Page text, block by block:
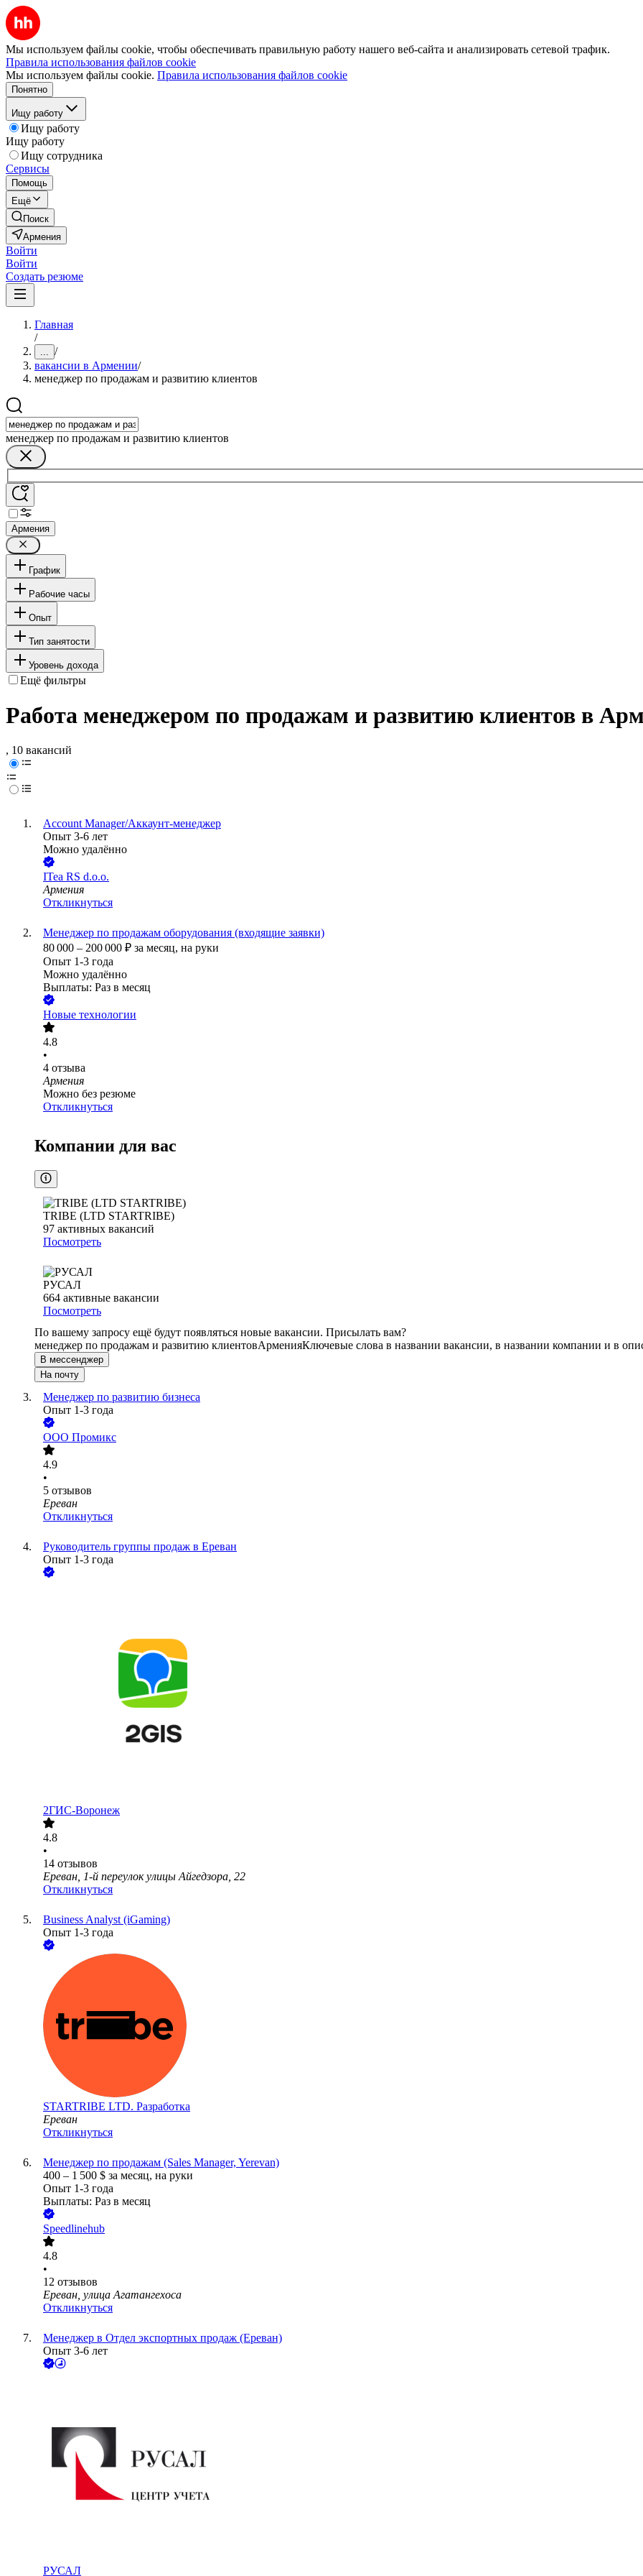
Мы используем файлы cookie, чтобы обеспечивать правильную работу нашего веб-сайта и анализировать сетевой трафик.
Правила использования файлов cookie
Мы используем файлы cookie. Правила использования файлов cookie
Понятно
Ищу работу
Ищу работу
Ищу работу
Ищу сотрудника
Сервисы
Помощь
Ещё
Поиск
Армения
Войти
Войти
Создать резюме
Главная
/
... /
вакансии в Армении/
менеджер по продажам и развитию клиентов
менеджер по продажам и развитию клиентов
Армения
График
Рабочие часы
Опыт
Тип занятости
Уровень дохода
Ещё фильтры
Работа менеджером по продажам и развитию клиентов в
, 10 вакансий
Account Manager/Аккаунт-менеджер
Опыт 3-6 лет
Можно удалённо
ITea RS d.o.o.
Армения
Откликнуться
Менеджер по продажам оборудования (входящие заявки)
80 000 – 200 000 ₽ за месяц, на руки
Опыт 1-3 года
Можно удалённо
Выплаты: Раз в месяц
Новые технологии
4.8
•
4 отзыва
Армения
Можно без резюме
Откликнуться
Компании для вас
TRIBE (LTD STARTRIBE)
97 активных вакансий
Посмотреть
РУСАЛ
664 активные вакансии
Посмотреть
По вашему запросу ещё будут появляться новые вакансии. Присылать вам?
менеджер по продажам и развитию клиентовАрменияКлючевые слова в названии вакансии, в названии компании и в
В мессенджер
На почту
Менеджер по развитию бизнеса
Опыт 1-3 года
ООО Промикс
4.9
•
5 отзывов
Ереван
Откликнуться
Руководитель группы продаж в Ереван
Опыт 1-3 года
2ГИС-Воронеж
4.8
•
14 отзывов
Ереван, 1-й переулок улицы Айгедзора, 22
Откликнуться
Business Analyst (iGaming)
Опыт 1-3 года
STARTRIBE LTD. Разработка
Ереван
Откликнуться
Менеджер по продажам (Sales Manager, Yerevan)
400 – 1 500 $ за месяц, на руки
Опыт 1-3 года
Выплаты: Раз в месяц
Speedlinehub
4.8
•
12 отзывов
Ереван, улица Агатангехоса
Откликнуться
Менеджер в Отдел экспортных продаж (Ереван)
Опыт 3-6 лет
РУСАЛ